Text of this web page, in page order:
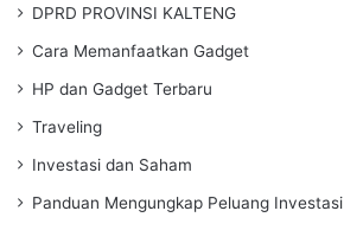
DPRD PROVINSI KALTENG
Cara Memanfaatkan Gadget
HP dan Gadget Terbaru
Traveling
Investasi dan Saham
Panduan Mengungkap Peluang Investasi